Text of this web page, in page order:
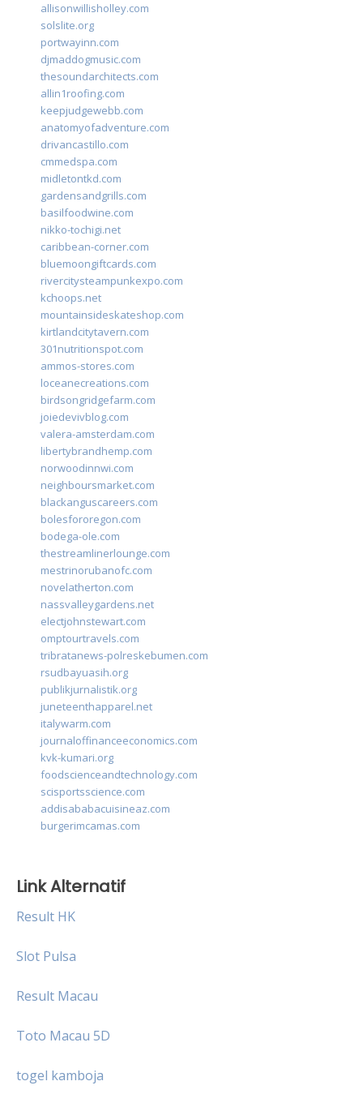
allisonwillisholley.com
solslite.org
portwayinn.com
djmaddogmusic.com
thesoundarchitects.com
allin1roofing.com
keepjudgewebb.com
anatomyofadventure.com
drivancastillo.com
cmmedspa.com
midletontkd.com
gardensandgrills.com
basilfoodwine.com
nikko-tochigi.net
caribbean-corner.com
bluemoongiftcards.com
rivercitysteampunkexpo.com
kchoops.net
mountainsideskateshop.com
kirtlandcitytavern.com
301nutritionspot.com
ammos-stores.com
loceanecreations.com
birdsongridgefarm.com
joiedevivblog.com
valera-amsterdam.com
libertybrandhemp.com
norwoodinnwi.com
neighboursmarket.com
blackanguscareers.com
bolesfororegon.com
bodega-ole.com
thestreamlinerlounge.com
mestrinorubanofc.com
novelatherton.com
nassvalleygardens.net
electjohnstewart.com
omptourtravels.com
tribratanews-polreskebumen.com
rsudbayuasih.org
publikjurnalistik.org
juneteenthapparel.net
italywarm.com
journaloffinanceeconomics.com
kvk-kumari.org
foodscienceandtechnology.com
scisportsscience.com
addisababacuisineaz.com
burgerimcamas.com
Link Alternatif
Result HK
Slot Pulsa
Result Macau
Toto Macau 5D
togel kamboja